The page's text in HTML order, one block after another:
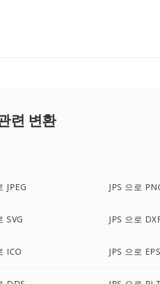
련 변환
JPEG JPS 으로
SVG JPS 으로
ICO JPS 으로 EPS